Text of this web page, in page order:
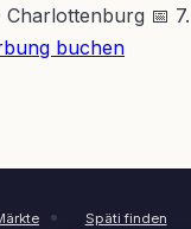
Charlottenburg 📅
buchen
Späti finden